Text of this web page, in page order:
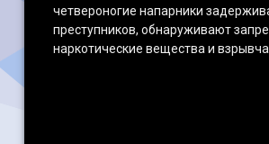
четвероногие напарники
преступников, обнаруживают
наркотические вещества и